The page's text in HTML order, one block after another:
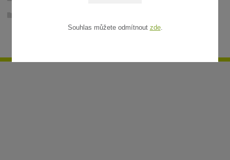
Souhlas můžete odmítnout zde.